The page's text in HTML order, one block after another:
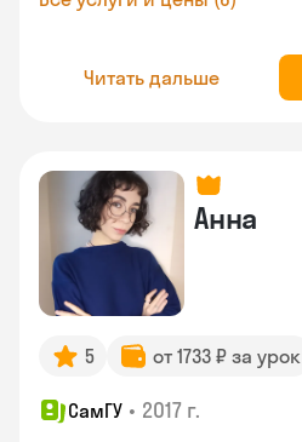
Читать дальше
Анна
5 от 1733 ₽ за урок
СамГУ • 2017 г.